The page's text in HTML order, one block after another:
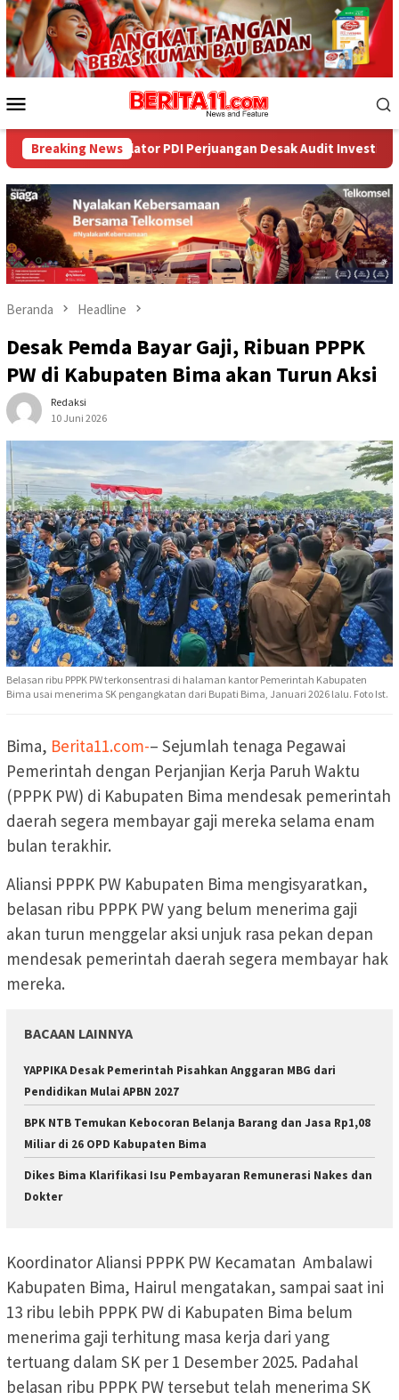
Loncat
ke
konten
Mobile
Breaking News
PDI Perjuangan Desak Audit Investigatif WNA Asal
Beranda Headline
Desak Pemda Bayar Gaji, Ribuan PPPK
PW di Kabupaten Bima akan Turun Aksi
Redaksi
10 Juni 2026
Belasan ribu PPPK PW terkonsentrasi di halaman kantor Pemerintah Kabupaten
Bima usai menerima SK pengangkatan dari Bupati Bima, Januari 2026 lalu. Foto Ist.
Bima, Berita11.com-– Sejumlah tenaga Pegawai
Pemerintah dengan Perjanjian Kerja Paruh Waktu
(PPPK PW) di Kabupaten Bima mendesak pemerintah
daerah segera membayar gaji mereka selama enam
bulan terakhir.
Aliansi PPPK PW Kabupaten Bima mengisyaratkan,
belasan ribu PPPK PW yang belum menerima gaji
akan turun menggelar aksi unjuk rasa pekan depan
mendesak pemerintah daerah segera membayar hak
mereka.
BACAAN LAINNYA
YAPPIKA Desak Pemerintah Pisahkan Anggaran MBG dari
Pendidikan Mulai APBN 2027
BPK NTB Temukan Kebocoran Belanja Barang dan Jasa Rp1,08
Miliar di 26 OPD Kabupaten Bima
Dikes Bima Klarifikasi Isu Pembayaran Remunerasi Nakes dan
Dokter
Koordinator Aliansi PPPK PW Kecamatan Ambalawi
Kabupaten Bima, Hairul mengatakan, sampai saat ini
13 ribu lebih PPPK PW di Kabupaten Bima belum
menerima gaji terhitung masa kerja dari yang
tertuang dalam SK per 1 Desember 2025. Padahal
belasan ribu PPPK PW tersebut telah menerima SK